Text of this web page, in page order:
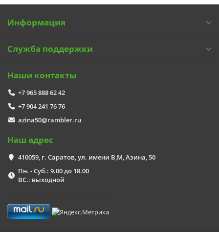
Информация
Служба поддержки
Наши контакты
+7 965 888 62 42
+7 904 241 76 76
azina50@rambler.ru
Наш адрес
410059, г. Саратов, ул. имени В,М, Азина, 50
Пн. - Суб.: 9.00 до 18.00
ВС.: выходной